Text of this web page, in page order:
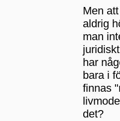
Men
aldrig
man
har
bara i
finnas
det?